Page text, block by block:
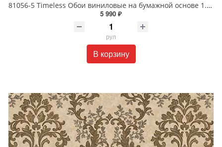
81056-5 Timeless Обои виниловые на бумажной основе 1.06*15.5
5 990 ₽
рул
В корзину